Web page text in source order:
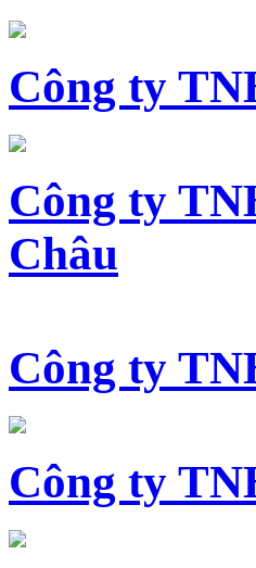
Công ty
Công ty
Châu
Công ty
Công ty